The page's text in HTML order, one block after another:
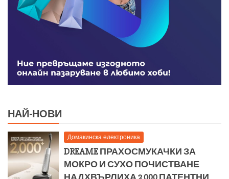
НАЙ-НОВИ
Домакинска електроника
DREAME ПРАХОСМУКАЧКИ ЗА
МОКРО И СУХО ПОЧИСТВАНЕ
НАДХВЪРЛИХА 2 000 ПАТЕНТНИ